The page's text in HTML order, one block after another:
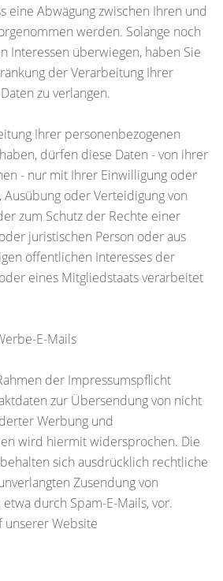
eine Abwägung zwischen Ihren und
werden. Solange noch
Interessen überwiegen, haben Sie
der Verarbeitung Ihrer
zu verlangen.
Ihrer personenbezogenen
dürfen diese Daten - von ihrer
- nur mit Ihrer Einwilligung oder
oder Verteidigung von
zum Schutz der Rechte einer
juristischen Person oder aus
öffentlichen Interesses der
eines Mitgliedstaats verarbeitet
E-Mails
der Impressumspflicht
zur Übersendung von nicht
Werbung und
wird hiermit widersprochen. Die
sich ausdrücklich rechtliche
Zusendung von
durch Spam-E-Mails, vor.
unserer Website